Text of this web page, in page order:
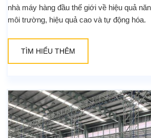
nhà máy hàng đầu thế giới về hiệu quả
môi trường, hiệu quả cao và tự động hóa.
TÌM HIỂU THÊM